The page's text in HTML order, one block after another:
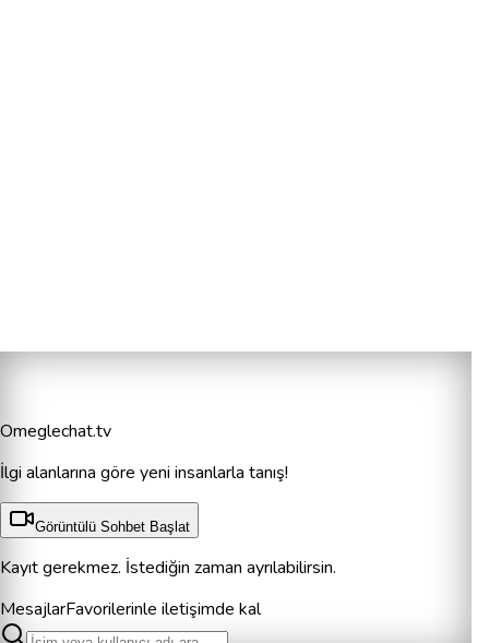
Omeglechat.tv
İlgi alanlarına göre yeni insanlarla tanış!
Görüntülü Sohbet Başlat
Kayıt gerekmez. İstediğin zaman ayrılabilirsin.
MesajlarFavorilerinle iletişimde kal